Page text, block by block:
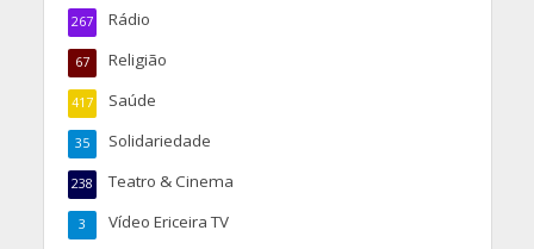
Rádio
267
Religião
67
Saúde
417
Solidariedade
35
Teatro & Cinema
238
Vídeo Ericeira TV
3